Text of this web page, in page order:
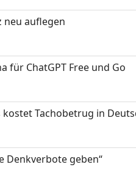
neu auflegen
für ChatGPT Free und Go
kostet Tachobetrug in
Denkverbote geben“